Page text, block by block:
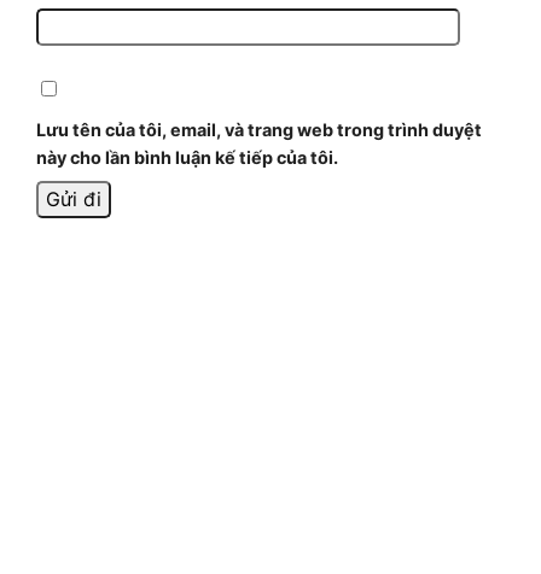
Lưu tên của tôi, email, và trang web trong trình duyệt
này cho lần bình luận kế tiếp của tôi.